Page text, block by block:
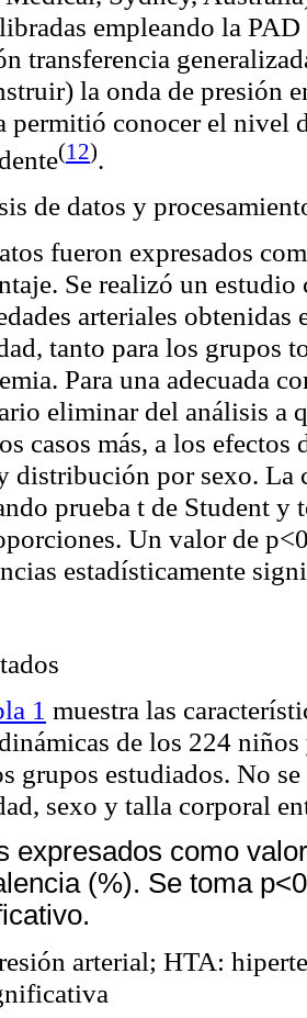
empleando la
transferencia
la onda de presión
permitió conocer el nivel
(12).
de datos y
fueron expresados
Se realizó un
arteriales obtenidas
tanto para los grupos
. Para una adecuada
eliminar del análisis a
casos más, a los
distribución por sexo. La
prueba t de Student y
Un valor de
estadísticamente
1 muestra las
de los 224
grupos estudiados. No
sexo y talla corporal
expresados como
(%). Se toma
arterial; HTA: